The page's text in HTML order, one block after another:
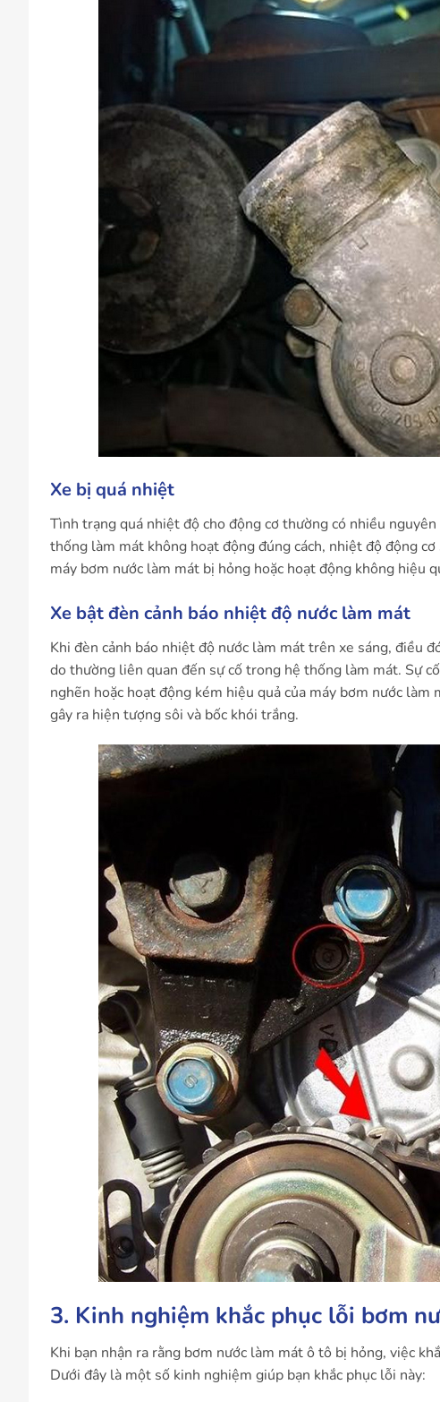
Xe bị quá nhiệt
Tình trạng quá nhiệt độ cho động cơ thường có nhiều
thống làm mát không hoạt động đúng cách, nhiệt độ động
máy bơm nước làm mát bị hỏng hoặc hoạt động không hiệu
Xe bật đèn cảnh báo nhiệt độ nước làm mát
Khi đèn cảnh báo nhiệt độ nước làm mát trên xe sáng, điều
do thường liên quan đến sự cố trong hệ thống làm mát. Sự
nghẽn hoặc hoạt động kém hiệu quả của máy bơm nước
gây ra hiện tượng sôi và bốc khói trắng.
3. Kinh nghiệm khắc phục lỗi bơm
Khi bạn nhận ra rằng bơm nước làm mát ô tô bị hỏng, việc
Dưới đây là một số kinh nghiệm giúp bạn khắc phục lỗi này: